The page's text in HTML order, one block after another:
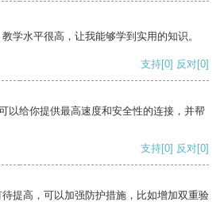
学水平很高，让我能够学到实用的知识。
支持[0] 反对[0]
以给你提供最高速度和安全性的连接，并帮
支持[0] 反对[0]
提高，可以加强防护措施，比如增加双重验